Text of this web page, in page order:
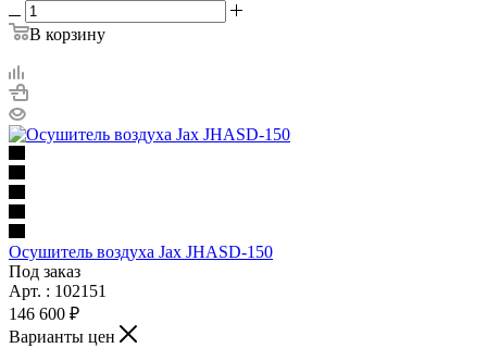
В корзину
Осушитель воздуха Jax JHASD-150
Под заказ
Арт. : 102151
146 600 ₽
Варианты цен